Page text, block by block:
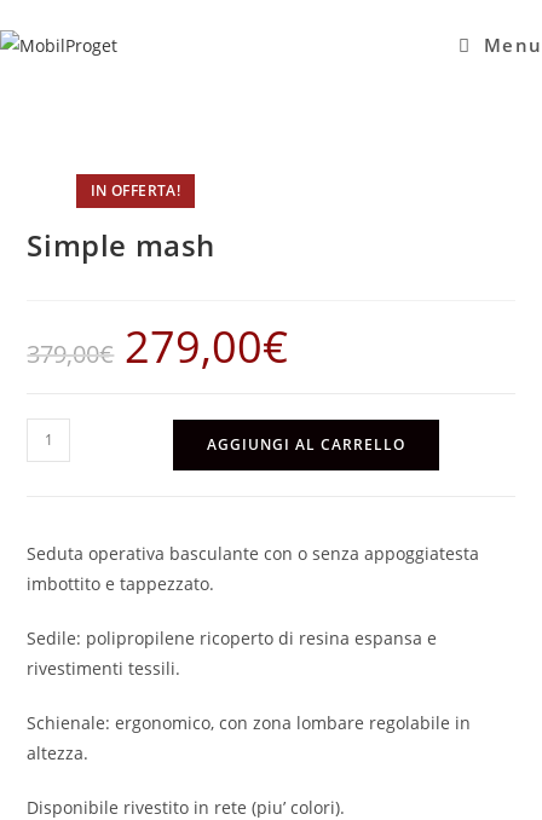
al
Menu
IN OFFERTA!
Simple mash
379,00€
Il
prezzo
originale
279,00€Il
Simple
mash
AGGIUNGI AL CARRELLO
Seduta operativa basculante con o senza appoggiatesta
imbottito e tappezzato.
Sedile: polipropilene ricoperto di resina espansa e
rivestimenti tessili.
Schienale: ergonomico, con zona lombare regolabile in
altezza.
Disponibile rivestito in rete (piu’ colori).